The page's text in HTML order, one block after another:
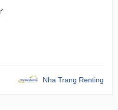
Nha Trang Renting